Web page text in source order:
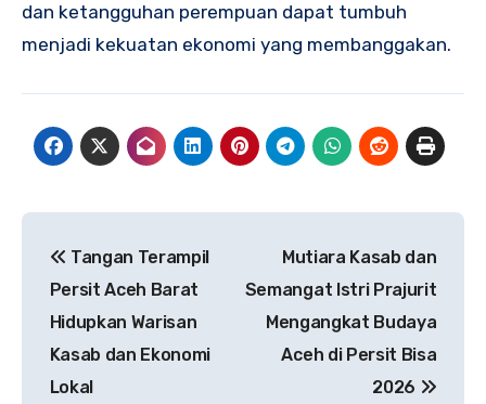
dan ketangguhan perempuan dapat tumbuh
menjadi kekuatan ekonomi yang membanggakan.
pos
Tangan Terampil
Persit Aceh Barat
Hidupkan Warisan
Kasab dan Ekonomi
Lokal
Mutiara Kasab dan
Semangat Istri Prajurit
Mengangkat Budaya
Aceh di Persit Bisa
2026